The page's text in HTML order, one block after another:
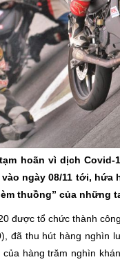
hoãn vì dịch Covid-
ngày 08/11 tới,
thuồng” của những
được tổ chức thành
đã thu hút hàng nghìn
hàng trăm nghìn